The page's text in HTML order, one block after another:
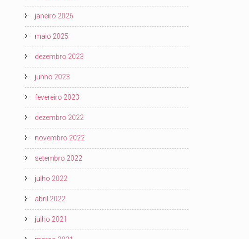
janeiro 2026
maio 2025
dezembro 2023
junho 2023
fevereiro 2023
dezembro 2022
novembro 2022
setembro 2022
julho 2022
abril 2022
julho 2021